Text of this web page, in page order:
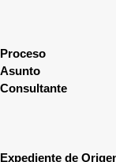
Proceso
Asunto
Consultante
Expediente de